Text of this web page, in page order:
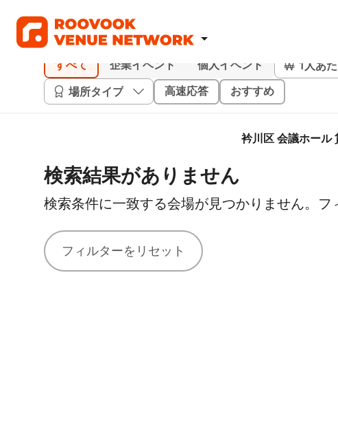
すべて 企業イベント 個人イベント 1人あ
場所タイプ
高速応答 おすすめ
衿川区 会議ホール
検索結果がありません
検索条件に一致する会場が見つかりません。フ
フィルターをリセット